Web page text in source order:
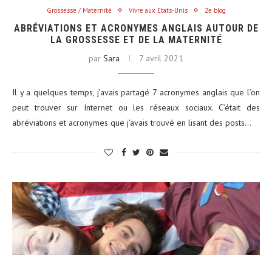
Grossesse / Maternité Vivre aux Etats-Unis Ze blog
ABRÉVIATIONS ET ACRONYMES ANGLAIS AUTOUR DE
LA GROSSESSE ET DE LA MATERNITÉ
par Sara 7 avril 2021
Il y a quelques temps, j’avais partagé 7 acronymes anglais que l’on
peut trouver sur Internet ou les réseaux sociaux. C’était des
abréviations et acronymes que j’avais trouvé en lisant des posts…